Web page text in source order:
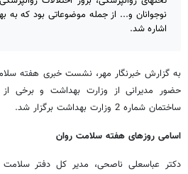
نوجوانان و... از جمله موضوعاتی بود که به
اشاره شد.
حضور مدیرانی از وزارت بهداشت و برخی از
ساختمان شماره 2 وزارت بهداشت برگزار شد.
اسامی روزهای هفته سلامت روان
دکتر عباسعلی ناصحی، مدیر کل دفتر سلامت